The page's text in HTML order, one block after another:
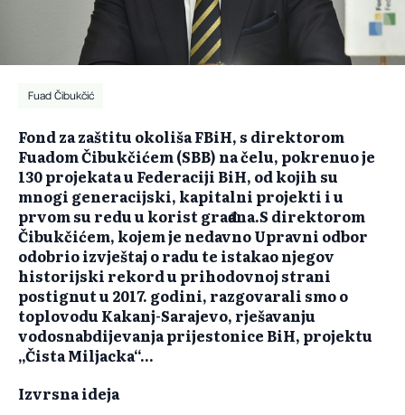
Fuad Čibukčić
Fond za zaštitu okoliša FBiH, s direktorom
Fuadom Čibukčićem (SBB) na čelu, pokrenuo je
130 projekata u Federaciji BiH, od kojih su
mnogi generacijski, kapitalni projekti i u
prvom su redu u korist građana.S direktorom
Čibukčićem, kojem je nedavno Upravni odbor
odobrio izvještaj o radu te istakao njegov
historijski rekord u prihodovnoj strani
postignut u 2017. godini, razgovarali smo o
toplovodu Kakanj-Sarajevo, rješavanju
vodosnabdijevanja prijestonice BiH, projektu
„Čista Miljacka“...
Izvrsna ideja